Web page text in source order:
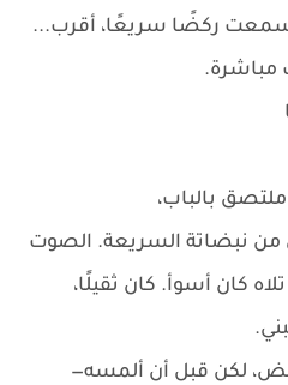
سمعت ركضًا سريعًا، أقرب...
مباشرة.
بالباب،
نبضاتة السريعة. الصوت
كان أسوأ. كان ثقيلًا،
لكن قبل أن ألمسه—